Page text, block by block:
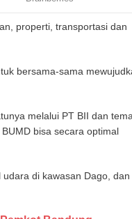
properti, transportasi dan
bersama-sama
melalui PT BII dan
bisa secara optimal
di kawasan Dago, dan